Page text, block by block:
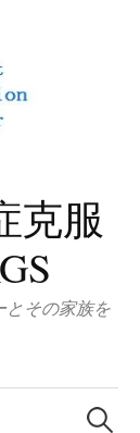
克服
とその家族を
索